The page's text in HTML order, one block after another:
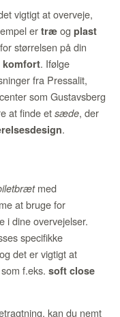
vigtigt at overveje,
er træ og plast
størrelsen på din
komfort. Ifølge
fra Pressalit,
som Gustavsberg
at finde et sæde, der
.
med
at bruge for
i dine overvejelser.
specifikke
det er vigtigt at
f.eks. soft close
kan du nemt